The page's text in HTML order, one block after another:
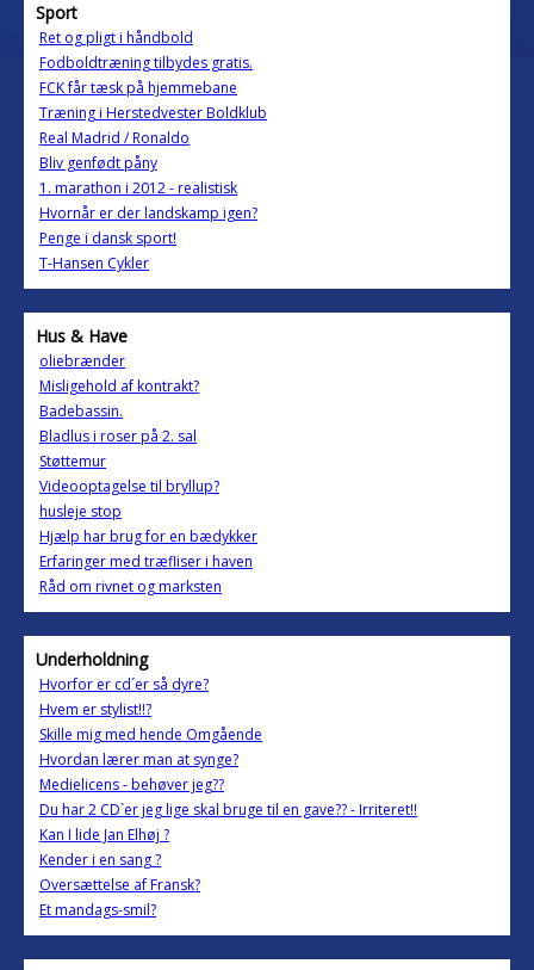
Sport
Ret og pligt i håndbold
Fodboldtræning tilbydes gratis.
FCK får tæsk på hjemmebane
Træning i Herstedvester Boldklub
Real Madrid / Ronaldo
Bliv genfødt påny
1. marathon i 2012 - realistisk
Hvornår er der landskamp igen?
Penge i dansk sport!
T-Hansen Cykler
Hus & Have
oliebrænder
Misligehold af kontrakt?
Badebassin.
Bladlus i roser på 2. sal
Støttemur
Videooptagelse til bryllup?
husleje stop
Hjælp har brug for en bædykker
Erfaringer med træfliser i haven
Råd om rivnet og marksten
Underholdning
Hvorfor er cd´er så dyre?
Hvem er stylist!!?
Skille mig med hende Omgående
Hvordan lærer man at synge?
Medielicens - behøver jeg??
Du har 2 CD`er jeg lige skal bruge til en gave?? - Irriteret!!
Kan I lide Jan Elhøj ?
Kender i en sang ?
Oversættelse af Fransk?
Et mandags-smil?